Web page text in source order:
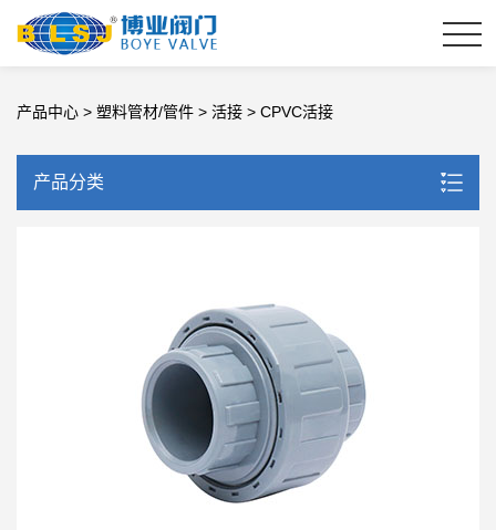
产品中心 > 塑料管材/管件 > 活接 > CPVC活接